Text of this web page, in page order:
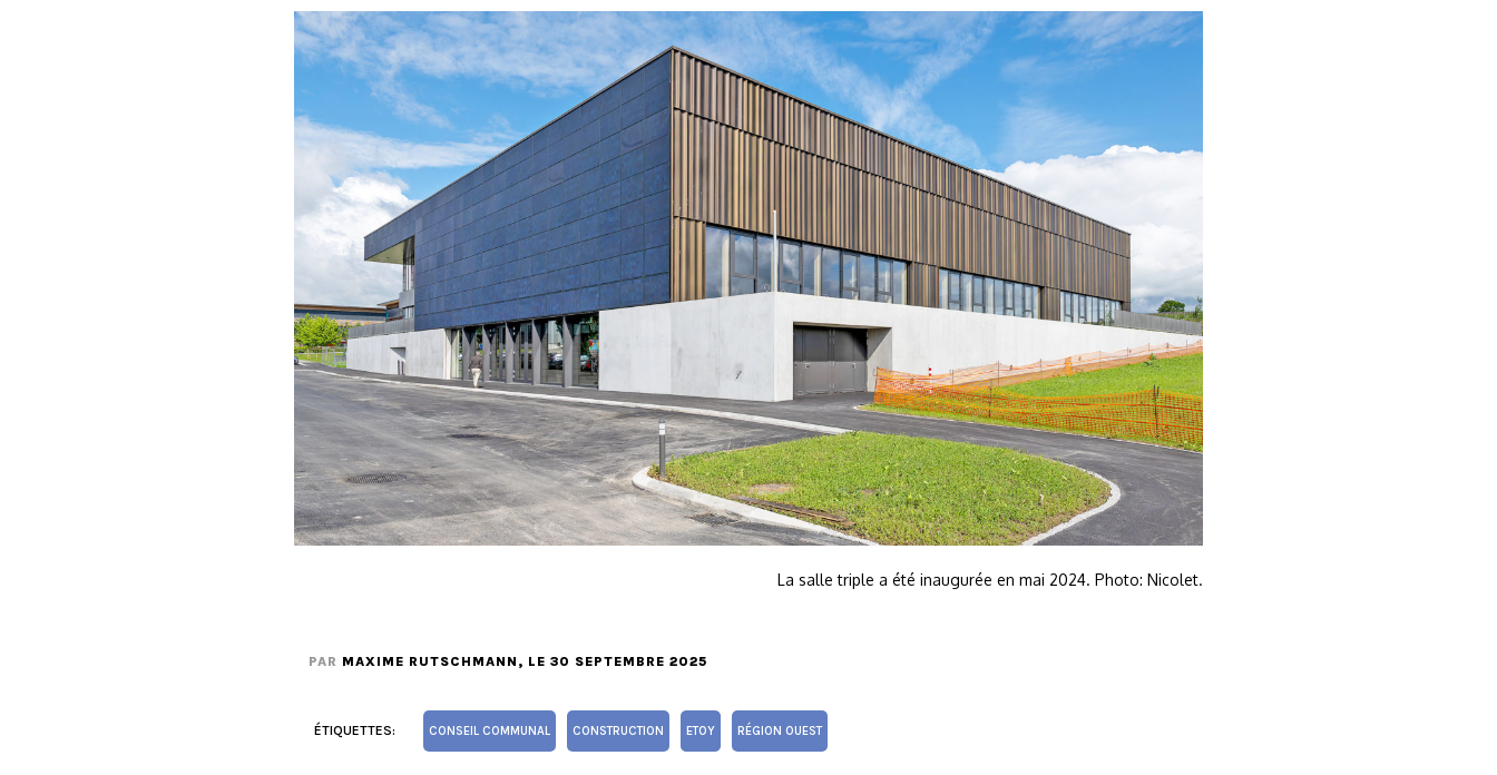
La salle triple a été inaugurée en mai 2024. Photo: Nicolet.
PAR MAXIME RUTSCHMANN , LE 30 SEPTEMBRE 2025
ÉTIQUETTES: CONSEIL COMMUNAL CONSTRUCTION ETOY RÉGION OUEST